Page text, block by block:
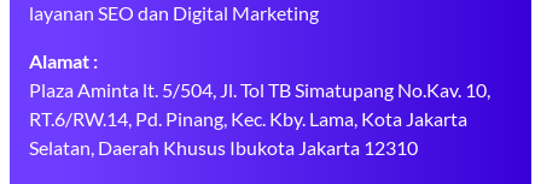
layanan SEO dan Digital Marketing
Alamat :
Plaza Aminta lt. 5/504, Jl. Tol TB Simatupang No.Kav. 10,
RT.6/RW.14, Pd. Pinang, Kec. Kby. Lama, Kota Jakarta
Selatan, Daerah Khusus Ibukota Jakarta 12310